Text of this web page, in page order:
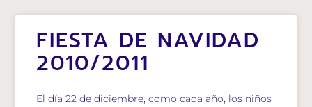
FIESTA DE NAVIDAD
2010/2011
El día 22 de diciembre, como cada año, los niños